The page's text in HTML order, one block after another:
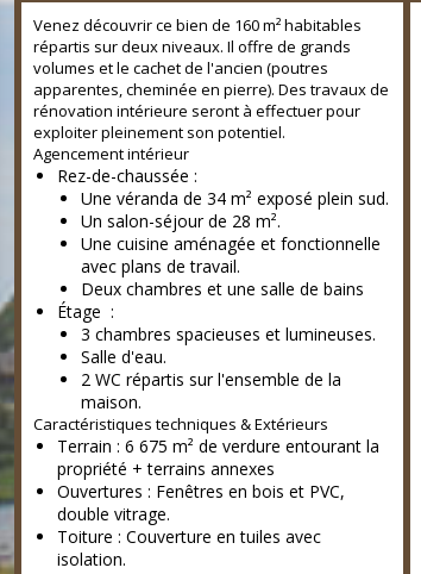
136 m²
Venez découvrir ce bien de 160 m² habitables
répartis sur deux niveaux. Il offre de grands
volumes et le cachet de l'ancien (poutres
apparentes, cheminée en pierre). Des travaux de
rénovation intérieure seront à effectuer pour
exploiter pleinement son potentiel.
Agencement intérieur
Rez-de-chaussée :
Une véranda de 34 m² exposé plein sud.
Un salon-séjour de 28 m².
Une cuisine aménagée et fonctionnelle
avec plans de travail.
Deux chambres et une salle de bains
Étage :
3 chambres spacieuses et lumineuses.
Salle d'eau.
2 WC répartis sur l'ensemble de la
maison.
Caractéristiques techniques & Extérieurs
Terrain : 6 675 m² de verdure entourant la
propriété + terrains annexes
Ouvertures : Fenêtres en bois et PVC,
double vitrage.
Toiture : Couverture en tuiles avec
isolation.